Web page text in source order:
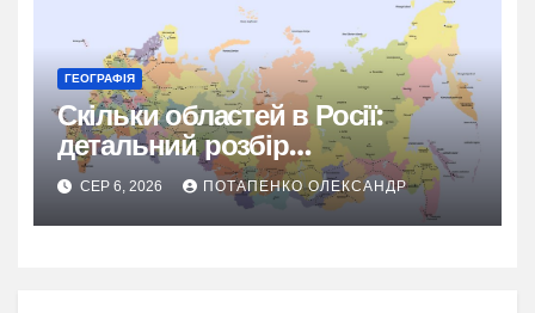
ГЕОГРАФІЯ
Скільки областей в Росії:
детальний розбір
адміністративного поділу
СЕР 6, 2026 ПОТАПЕНКО ОЛЕКСАНДР